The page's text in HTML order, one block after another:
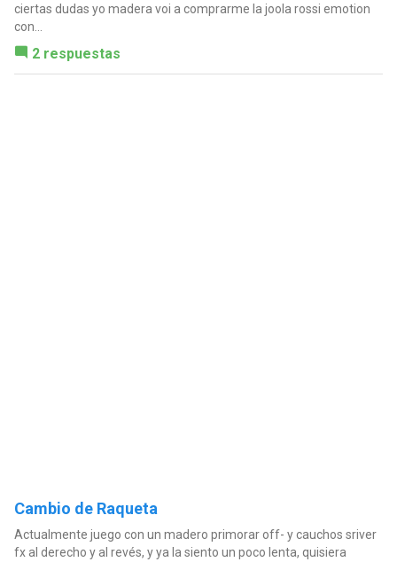
ciertas dudas yo madera voi a comprarme la joola rossi emotion
con...
2 respuestas
Cambio de Raqueta
Actualmente juego con un madero primorar off- y cauchos sriver
fx al derecho y al revés, y ya la siento un poco lenta, quisiera